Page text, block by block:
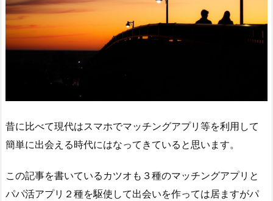
昔に比べて現代はスマホでマッチングアプリ等を利用して
簡単に出会える時代にはなってきていると思います。
この記事を書いているカツオも３種のマッチングアプリと
パパ活アプリ２種を駆使して出会いを作っては居ますがパ